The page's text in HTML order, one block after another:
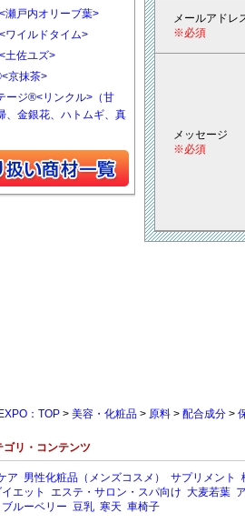
メールアドレ
※必須
メッセージ
※必須
瀬戸内オリーブ葉>
ワイルドタイム>
土佐ユズ>
京抹茶>
ージ®<リンクル>（甘
、金銀花、ハトムギ、真
：TOP > 美容・化粧品 > 原料 > 配合成分 >
ゴリ・コンテンツ
ア 男性化粧品（メンズコスメ） サプリメント
イエット エステ・サロン・スパ向け 大麦若葉
ブルーベリー 豆乳 寒天 車椅子